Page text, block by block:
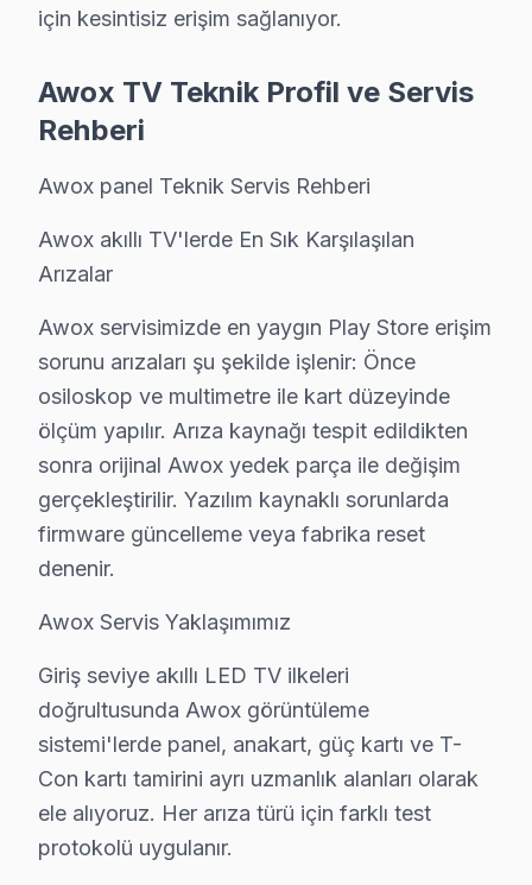
• Bahçelievler'de Ekran Arızaları: Panel çizgisi,
• Bahçelievler'de Güç Sorunları: Kırmızı ışık yanıp
• Bahçelievler'de Kart Arızaları: T-Con kartı, power
• Bahçelievler'de Yazılım Sorunları: Uygulama
• Bahçelievler'de Bağlantı Sorunları: HDMI
Bahçelievler Awox TV Teknik Destek
Bahçelievler'de Awox akıllı TV sahiplerine
VA Panel/LED Panel ve Ekran Onarımı: Renk
Kart Düzeyinde Teknik onarım: Ana kart, güç kartı
Smart LED TV Platform Sorunları: LED görüntüleme
Port ve Bağlantı Tamiri: HDMI, USB ve optik ses
Fiyat Politikamız: Sürpriz Yok, Güven Var
Bahçelievler'de fiyat konusunda şeffaflık ilkemizdir.
Bahçelievler'de arıza tespiti: Ücretsiz. Herhangi bir
Bahçelievler'de onaysız işlem yok: Fiyat teklifi
Bahçelievler garantili fiyat: Bahçelievler servisimizde
Bahçelievler'de ödeme seçenekleri: Nakit, kredi
için kesintisiz erişim sağlanıyor.
Awox TV Teknik Profil ve Servis
Rehberi
Awox panel Teknik Servis Rehberi
Awox akıllı TV'lerde En Sık Karşılaşılan
Arızalar
Awox servisimizde en yaygın Play Store erişim
sorunu arızaları şu şekilde işlenir: Önce
osiloskop ve multimetre ile kart düzeyinde
ölçüm yapılır. Arıza kaynağı tespit edildikten
sonra orijinal Awox yedek parça ile değişim
gerçekleştirilir. Yazılım kaynaklı sorunlarda
firmware güncelleme veya fabrika reset
denenir.
Awox Servis Yaklaşımımız
Giriş seviye akıllı LED TV ilkeleri
doğrultusunda Awox görüntüleme
sistemi'lerde panel, anakart, güç kartı ve T-
Con kartı tamirini ayrı uzmanlık alanları olarak
ele alıyoruz. Her arıza türü için farklı test
protokolü uygulanır.